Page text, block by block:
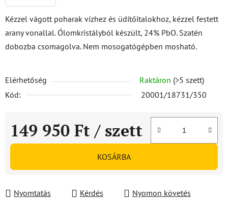
Kézzel vágott poharak vízhez és üdítőitalokhoz, kézzel festett
arany vonallal. Ólomkristályból készült, 24% PbO. Szatén
dobozba csomagolva. Nem mosogatógépben mosható.
Elérhetőség Raktáron (>5 szett)
Kód:
20001/18731/350
149 950 Ft / szett
Egységár:
KOSÁRBA
Nyomtatás Kérdés
Nyomon követés